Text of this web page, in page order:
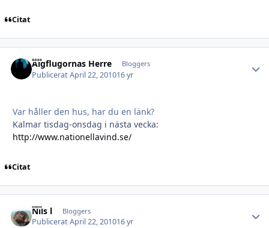
Citat
Älgflugornas Herre Bloggers
PubliceratApril 22, 201016 yr
Var håller den hus, har du en länk?
Kalmar tisdag-onsdag i nästa vecka:
http://www.nationellavind.se/
Citat
Nils l Bloggers
PubliceratApril 22, 201016 yr